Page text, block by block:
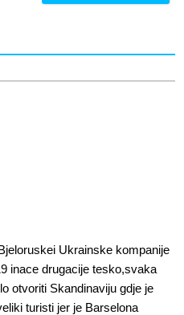
Ukrainske kompanije
inace drugacije tesko,svaka
otvoriti Skandinaviju gdje je
turisti jer je Barselona